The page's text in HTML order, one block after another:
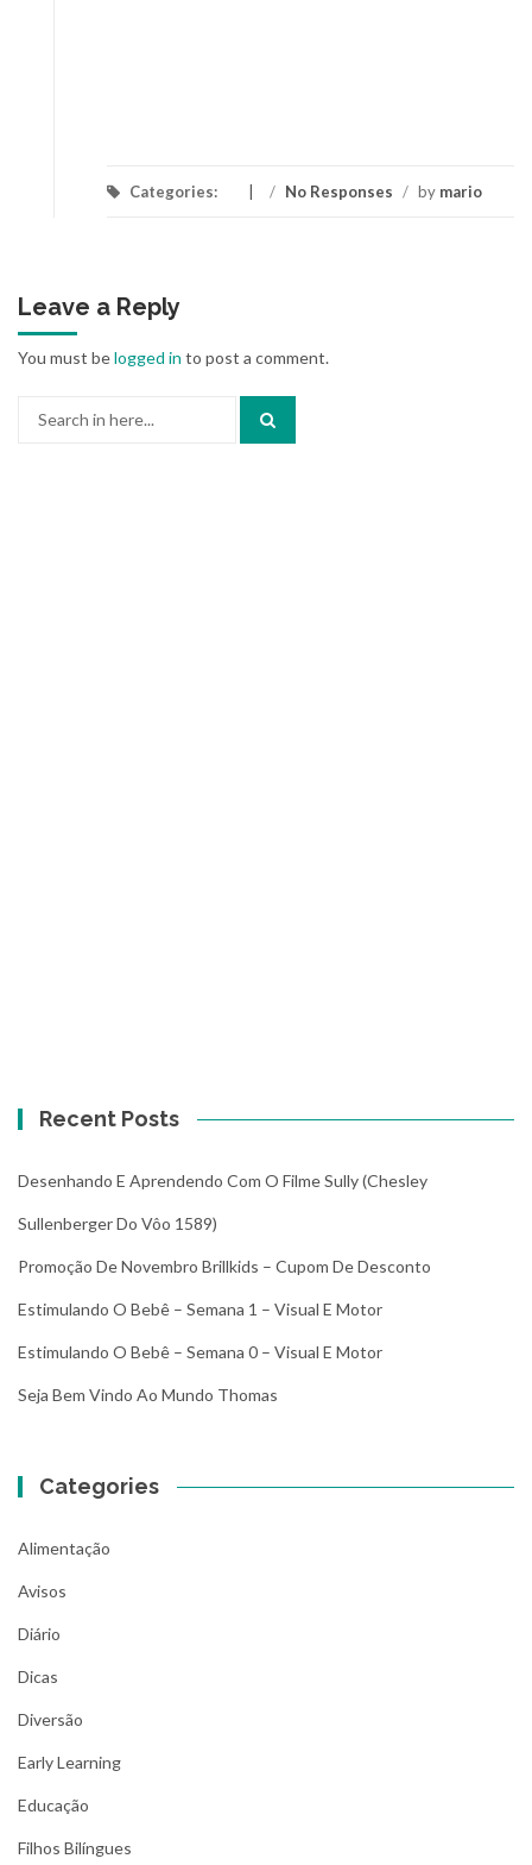
Categories: / No Responses / by mario
Leave a Reply
You must belogged in to post a comment.
Recent Posts
Desenhando E Aprendendo Com O Filme Sully (Chesley
Sullenberger Do Vôo 1589)
Promoção De Novembro Brillkids – Cupom De Desconto
Estimulando O Bebê – Semana 1 – Visual E Motor
Estimulando O Bebê – Semana 0 – Visual E Motor
Seja Bem Vindo Ao Mundo Thomas
Categories
Alimentação
Avisos
Diário
Dicas
Diversão
Early Learning
Educação
Filhos Bilíngues